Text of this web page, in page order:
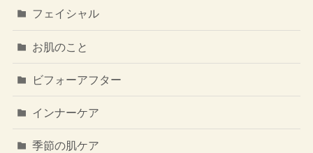
フェイシャル
お肌のこと
ビフォーアフター
インナーケア
季節の肌ケア